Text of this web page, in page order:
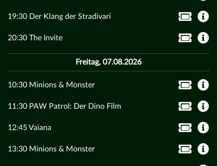
19:30 Der Klang der Stradivari
20:30 The Invite
Freitag, 07.08.2026
10:30 Minions & Monster
11:30 PAW Patrol: Der Dino Film
12:45 Vaiana
13:30 Minions & Monster